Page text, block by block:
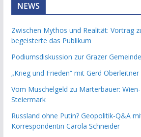
NEWS
Zwischen Mythos und Realität: Vortrag
begeisterte das Publikum
Podiumsdiskussion zur Grazer
„Krieg und Frieden“ mit Gerd Oberleitner
Vom Muschelgeld zu Marterbauer:
Steiermark
Russland ohne Putin? Geopolitik-Q&A
Korrespondentin Carola Schneider